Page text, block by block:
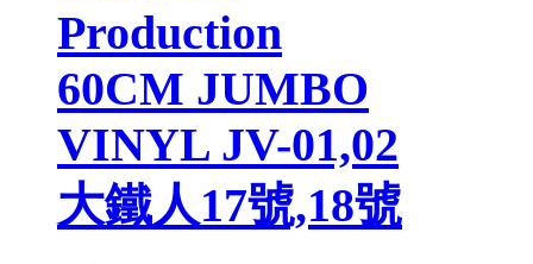
Production
60CM JUMBO
VINYL JV-01,02
大鐵人17號,18號